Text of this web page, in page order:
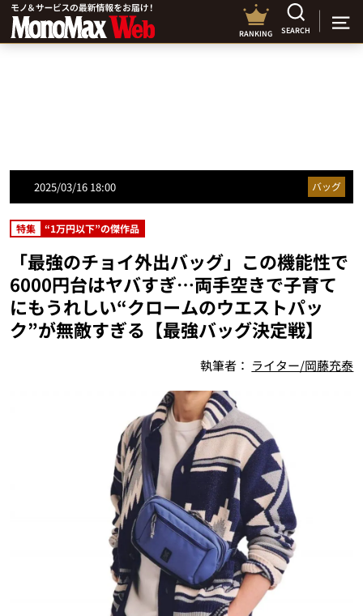
RANKING SEARCH
2025/03/16 18:00 バッグ
特集 “1万円以下”の傑作品
「最強のチョイ外出バッグ」この機能性で
6000円台はヤバすぎ…両手空きで子育て
にもうれしい“クロームのウエストパッ
ク”が無敵すぎる【最強バッグ決定戦】
執筆者： ライター/岡藤充泰